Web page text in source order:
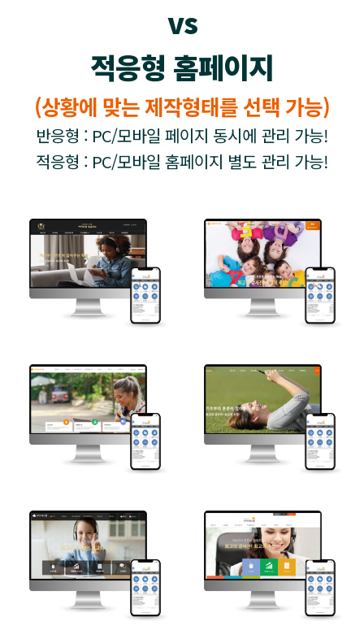
vs
적응형 홈페이지
(상황에 맞는 제작형태를 선택 가능)
반응형 : PC/모바일 페이지 동시에 관리 가능!
적응형 : PC/모바일 홈페이지 별도 관리 가능!